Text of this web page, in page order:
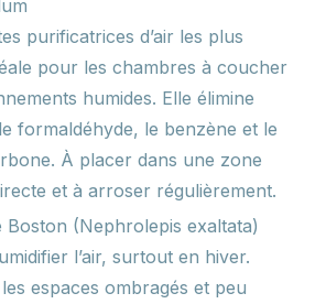
purificatrices d’air les plus
pour les chambres à coucher
humides. Elle élimine
formaldéhyde, le benzène et le
À placer dans une zone
et à arroser régulièrement.
Boston (Nephrolepis exaltata)
l’air, surtout en hiver.
espaces ombragés et peu